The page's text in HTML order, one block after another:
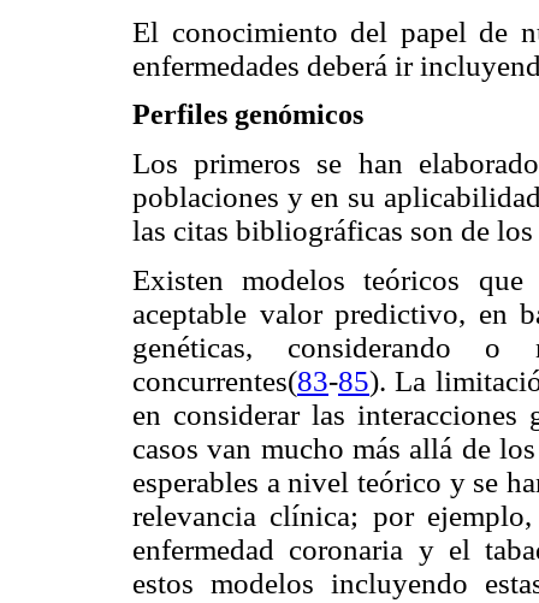
El conocimiento del papel de
enfermedades deberá ir
Perfiles genómicos
Los primeros se han
poblaciones y en su
las citas bibliográficas son de
Existen modelos teóricos
aceptable valor predictivo, en
genéticas, considerando
concurrentes(83-85). La
en considerar las
casos van mucho más allá de
esperables a nivel teórico y se
relevancia clínica; por
enfermedad coronaria y el
estos modelos incluyendo